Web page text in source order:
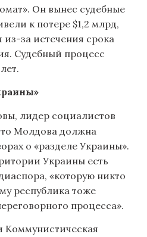
Он вынес судебные
к потере $1,2 млрд,
за истечения срока
Судебный процесс
лидер социалистов
Молдова должна
о «разделе Украины».
Украины есть
«которую никто
республика тоже
процесса».